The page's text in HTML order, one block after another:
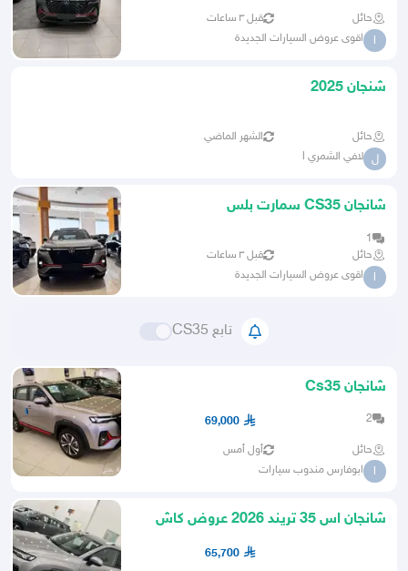
حائل قبل ٣ ساعات
ا اقوى عروض السيارات الجديدة
شنجان 2025
حائل الشهر الماضي
ل لافي الشمري l
شانجان CS35 سمارت بلس
1
حائل
قبل ٣ ساعات
ا اقوى عروض السيارات الجديدة
تابع CS35
شانجان Cs35
2
69,000
حائل أول أمس
ا ابوفارس مندوب سيارات
شانجان اس 35 تريند 2026 عروض كاش
65,700